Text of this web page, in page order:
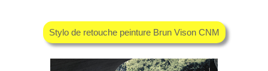
Stylo de retouche peinture Brun Vison CNM